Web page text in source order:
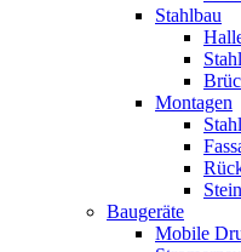
Stahlbau
Montagen
Baugeräte
Mobile